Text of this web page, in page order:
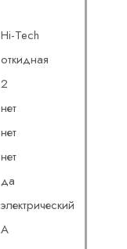
Hi-Tech
откидная
2
нет
нет
нет
да
электрический
A